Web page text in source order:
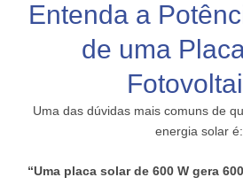
Entenda a
de uma
Uma das dúvidas mais comuns de
energia solar é:
“Uma placa solar de 600 W gera